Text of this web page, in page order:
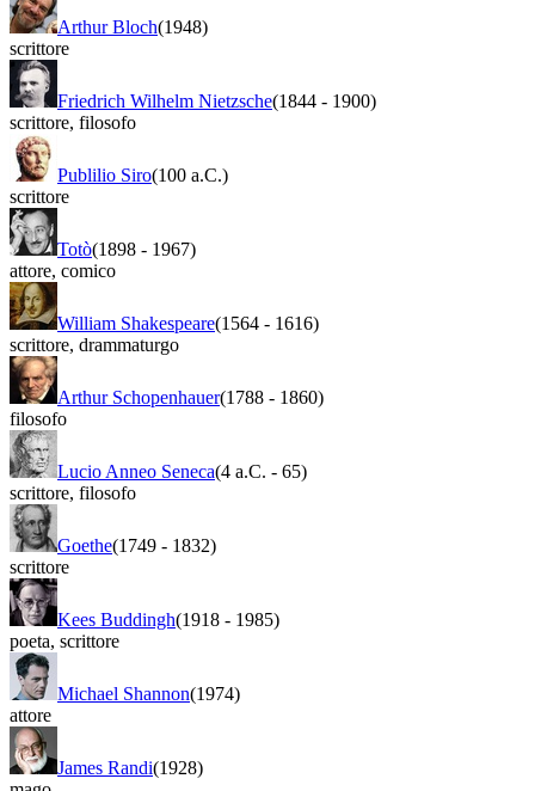
Arthur Bloch(1948)
scrittore
Friedrich Wilhelm Nietzsche(1844 - 1900)
scrittore, filosofo
Publilio Siro(100 a.C.)
scrittore
Totò(1898 - 1967)
attore, comico
William Shakespeare(1564 - 1616)
scrittore, drammaturgo
Arthur Schopenhauer(1788 - 1860)
filosofo
Lucio Anneo Seneca(4 a.C. - 65)
scrittore, filosofo
Goethe(1749 - 1832)
scrittore
Kees Buddingh(1918 - 1985)
poeta, scrittore
Michael Shannon(1974)
attore
James Randi(1928)